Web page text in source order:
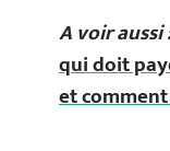
A voir aussi
qui doit
et